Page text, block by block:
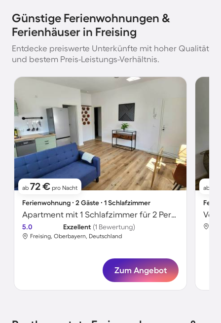
Günstige Ferienwohnungen &
Ferienhäuser in Freising
Entdecke preiswerte Unterkünfte mit hoher Qualität
und bestem Preis-Leistungs-Verhältnis.
ab 72 € pro Nacht
Ferienwohnung ∙ 2 Gäste ∙ 1 Schlafzimmer
Apartment mit 1 Schlafzimmer für 2 Personen
5.0 Exzellent (1 Bewertung)
Freising, Oberbayern, Deutschland
Zum Angebot
ab
Voll